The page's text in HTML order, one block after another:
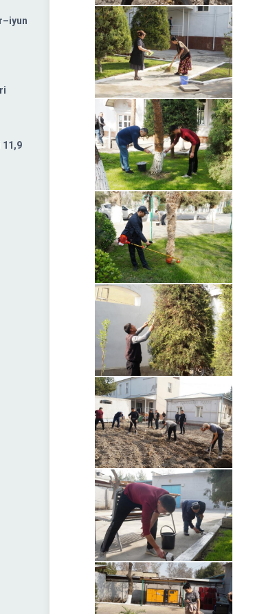
11,9